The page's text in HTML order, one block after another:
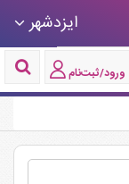
ایزدشهر
ورود/ثبت‌نام